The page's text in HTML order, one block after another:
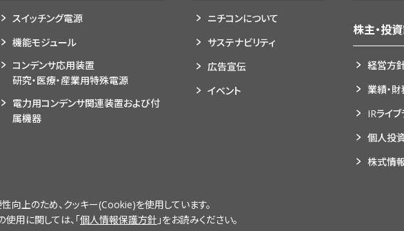
スイッチング電源
機能モジュール
コンデンサ応用装置
研究・医療・産業用特殊電源
電力用コンデンサ関連装置および付
属機器
ニチコンについて
サステナビリティ
広告宣伝
イベント
株主・投
経営方
業績・
IRライブ
個人投
株式情
シャルメディアポリシー 個人情報保護方針
向上のため、クッキー(Cookie)を使用しています。
用に関しては、「個人情報保護方針 」をお読みください。